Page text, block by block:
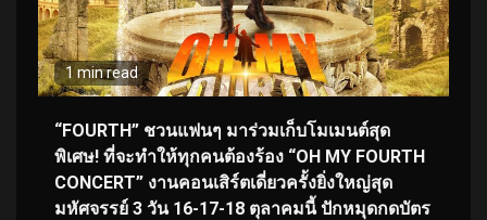
1 min read
“FOURTH” ชวนแฟนๆ มาร่วมเก็บโมเมนต์สุด
พิเศษ! ที่จะทำให้ทุกคนต้องร้อง “OH MY FOURTH
CONCERT” งานคอนเสิร์ตเดี่ยวครั้งยิ่งใหญ่สุด
มหัศจรรย์ 3 วัน 16-17-18 ตุลาคมนี้ ปักหมุดกดบัตร